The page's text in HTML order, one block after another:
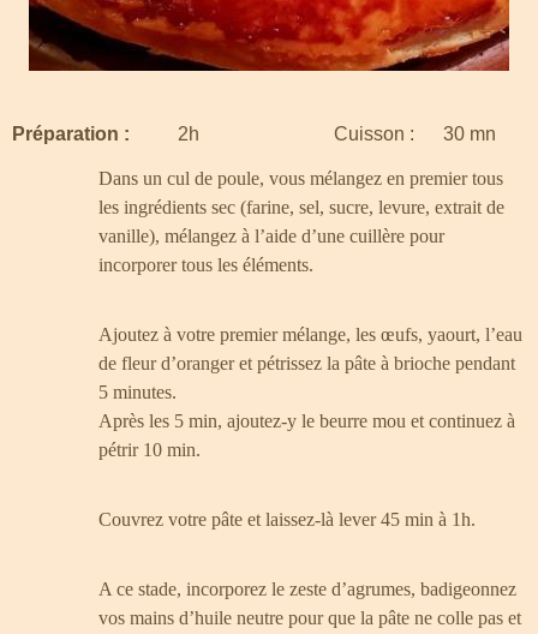
Préparation : 2h Cuisson : 30 mn
Dans un cul de poule, vous mélangez en premier tous
les ingrédients sec (farine, sel, sucre, levure, extrait de
vanille), mélangez à l’aide d’une cuillère pour
incorporer tous les éléments.
Ajoutez à votre premier mélange, les œufs, yaourt, l’eau
de fleur d’oranger et pétrissez la pâte à brioche pendant
5 minutes.
Après les 5 min, ajoutez-y le beurre mou et continuez à
pétrir 10 min.
Couvrez votre pâte et laissez-là lever 45 min à 1h.
A ce stade, incorporez le zeste d’agrumes, badigeonnez
vos mains d’huile neutre pour que la pâte ne colle pas et